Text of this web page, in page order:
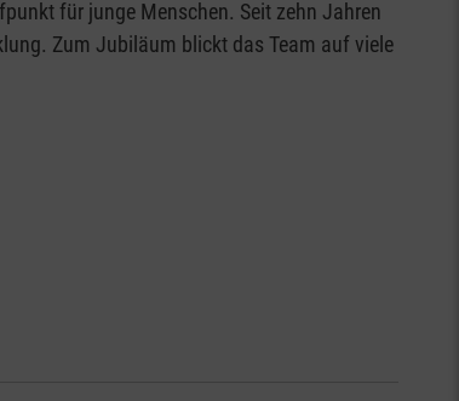
für junge Menschen. Seit zehn Jahren
Zum Jubiläum blickt das Team auf viele